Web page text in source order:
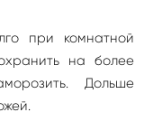
при комнатной
на более
Дольше